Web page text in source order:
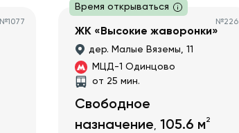
№1077
Время открываться
№226
ЖК «Высокие жаворонки»
дер. Малые Вяземы, 11
МЦД-1 Одинцово
от 25 мин.
Свободное
назначение, 105.6 м2